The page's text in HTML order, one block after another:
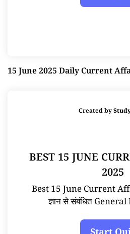
15 June 2025 Daily Current
Created by
BEST 15 JUNE
2025
Best 15 June Current
ज्ञान से संबंधित